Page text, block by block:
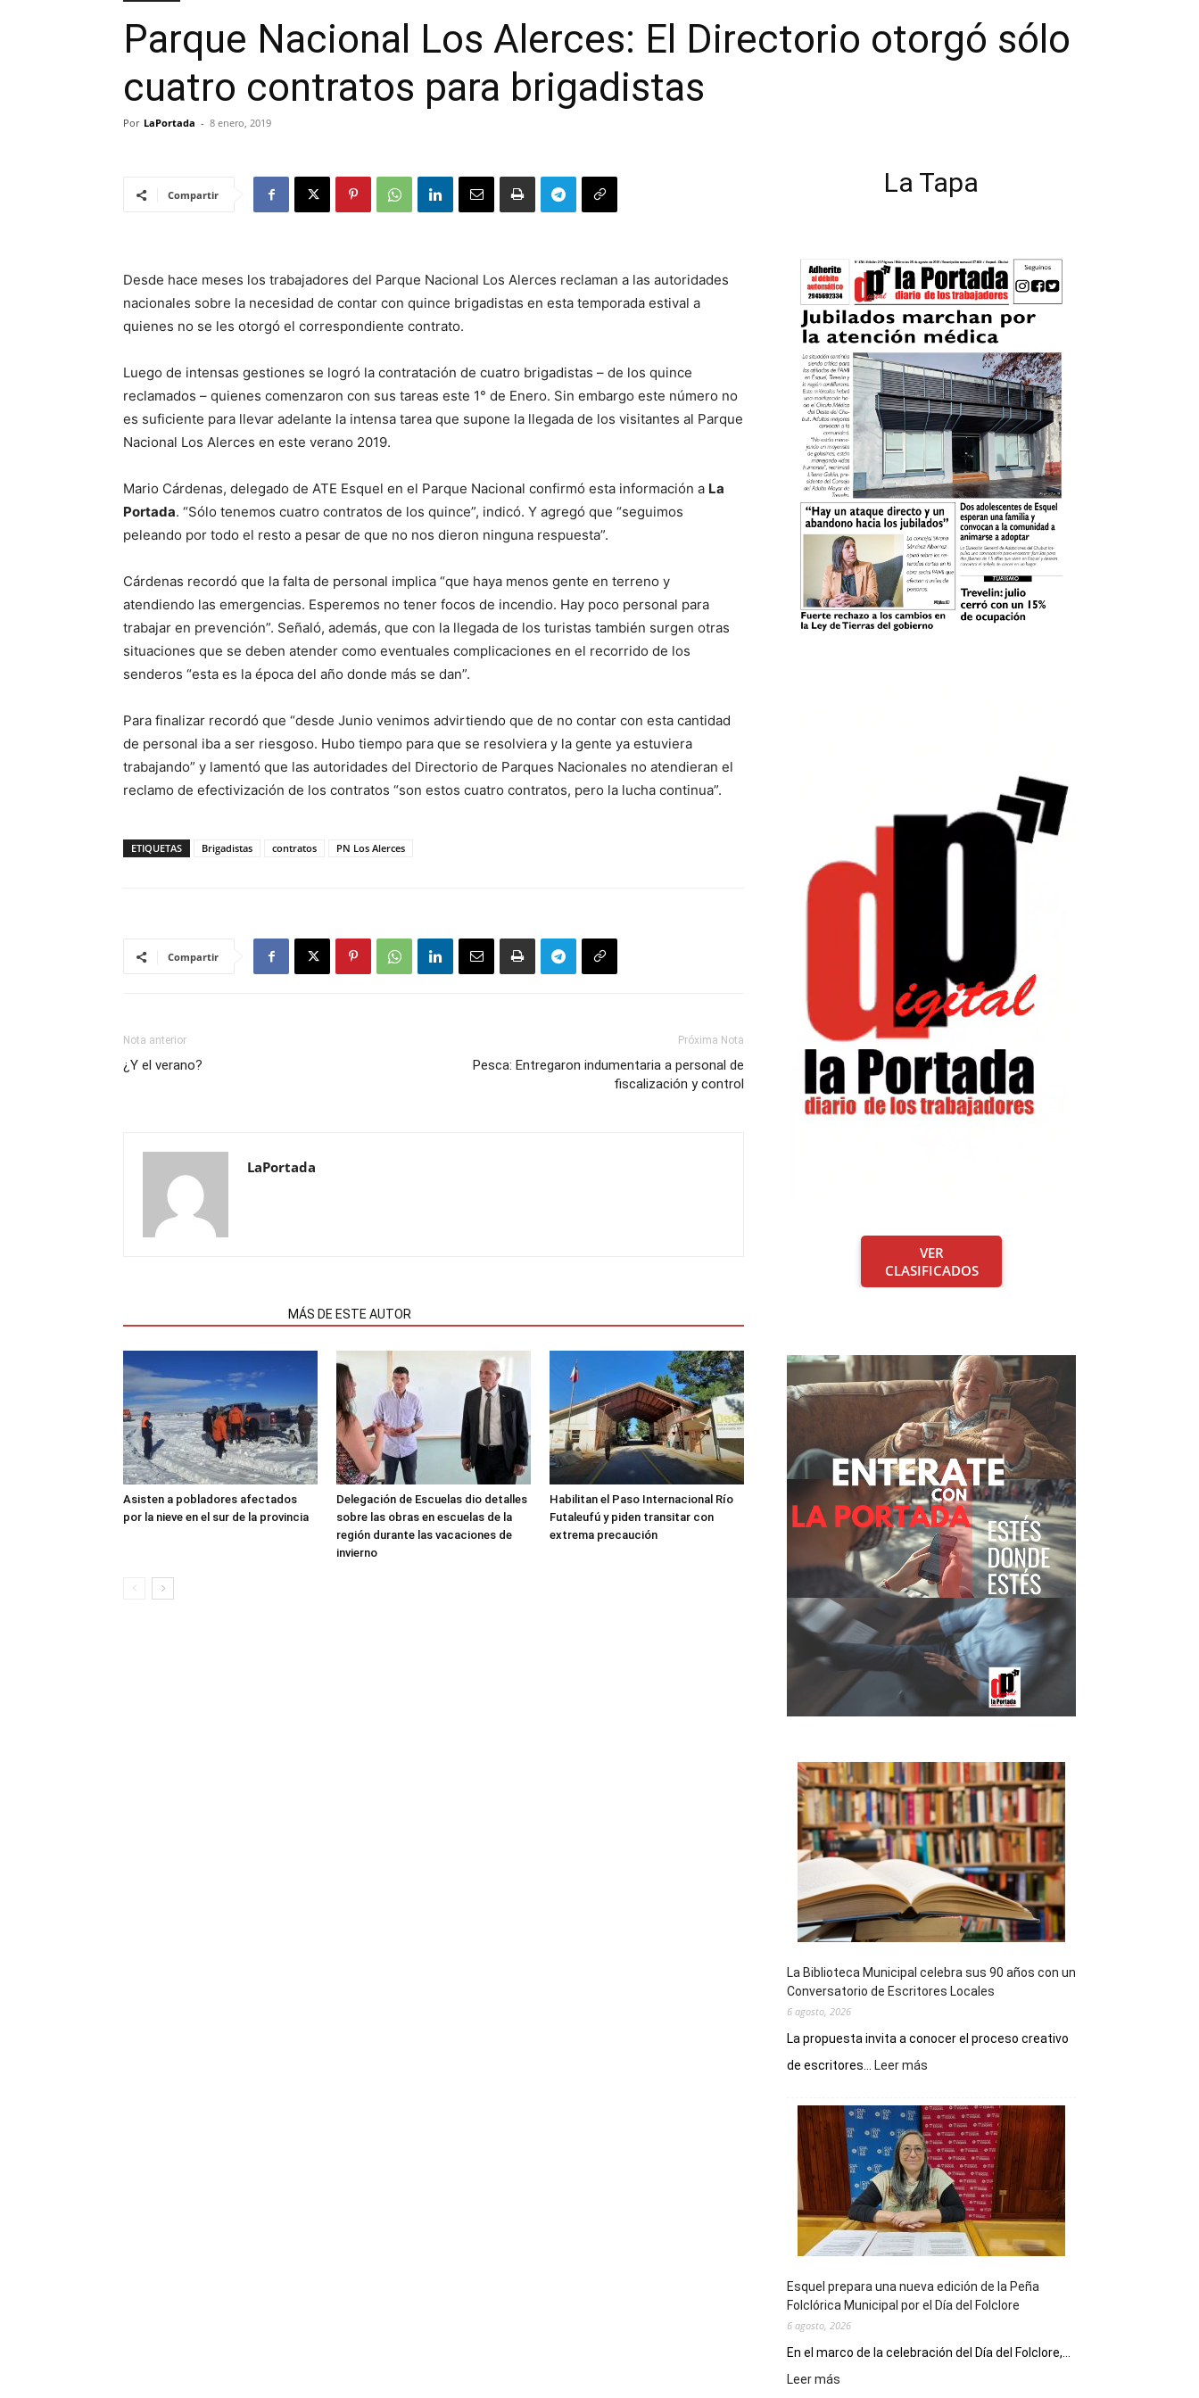
Parque Nacional Los Alerces: El Directorio otorgó sólo
cuatro contratos para brigadistas
Por LaPortada - 8 enero, 2019
Compartir
Desde hace meses los trabajadores del Parque Nacional Los Alerces reclaman a las autoridades
nacionales sobre la necesidad de contar con quince brigadistas en esta temporada estival a
quienes no se les otorgó el correspondiente contrato.
Luego de intensas gestiones se logró la contratación de cuatro brigadistas – de los quince
reclamados – quienes comenzaron con sus tareas este 1° de Enero. Sin embargo este número no
es suficiente para llevar adelante la intensa tarea que supone la llegada de los visitantes al Parque
Nacional Los Alerces en este verano 2019.
Mario Cárdenas, delegado de ATE Esquel en el Parque Nacional confirmó esta información a La
Portada. “Sólo tenemos cuatro contratos de los quince”, indicó. Y agregó que “seguimos
peleando por todo el resto a pesar de que no nos dieron ninguna respuesta”.
Cárdenas recordó que la falta de personal implica “que haya menos gente en terreno y
atendiendo las emergencias. Esperemos no tener focos de incendio. Hay poco personal para
trabajar en prevención”. Señaló, además, que con la llegada de los turistas también surgen otras
situaciones que se deben atender como eventuales complicaciones en el recorrido de los
senderos “esta es la época del año donde más se dan”.
Para finalizar recordó que “desde Junio venimos advirtiendo que de no contar con esta cantidad
de personal iba a ser riesgoso. Hubo tiempo para que se resolviera y la gente ya estuviera
trabajando” y lamentó que las autoridades del Directorio de Parques Nacionales no atendieran el
reclamo de efectivización de los contratos “son estos cuatro contratos, pero la lucha continua”.
ETIQUETAS Brigadistas contratos PN Los Alerces
Compartir
Nota anterior
¿Y el verano?
Próxima Nota
Pesca: Entregaron indumentaria a personal de
fiscalización y control
LaPortada
MÁS DE ESTE AUTOR
Asisten a pobladores afectados
por la nieve en el sur de la provincia
Delegación de Escuelas dio detalles
sobre las obras en escuelas de la
región durante las vacaciones de
invierno
Habilitan el Paso Internacional Río
Futaleufú y piden transitar con
extrema precaución
La Tapa
VER
CLASIFICADOS
La Biblioteca Municipal celebra sus 90 años con un
Conversatorio de Escritores Locales
6 agosto, 2026
La propuesta invita a conocer el proceso creativo
de escritores...
Leer más
Municipal
celebra
sus
90
años
con
un
Conversatorio
Escritores
Locales
Esquel prepara una nueva edición de la Peña
Folclórica Municipal por el Día del Folclore
6 agosto, 2026
En el marco de la celebración del Día del Folclore,...
Leer más